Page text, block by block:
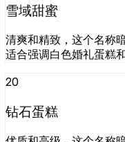
雪域甜蜜
清爽和精致，这个名称
适合强调白色婚礼蛋糕
20
钻石蛋糕